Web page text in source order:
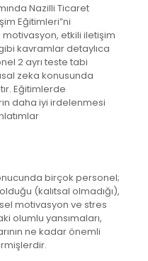
Nazilli Ticaret
Eğitimleri”ni
motivasyon, etkili iletişim
kavramlar detaylıca
2 ayrı teste tabi
zeka konusunda
Eğitimlerde
daha iyi irdelenmesi
birçok personel;
(kalıtsal olmadığı),
motivasyon ve stres
olumlu yansımaları,
ne kadar önemli